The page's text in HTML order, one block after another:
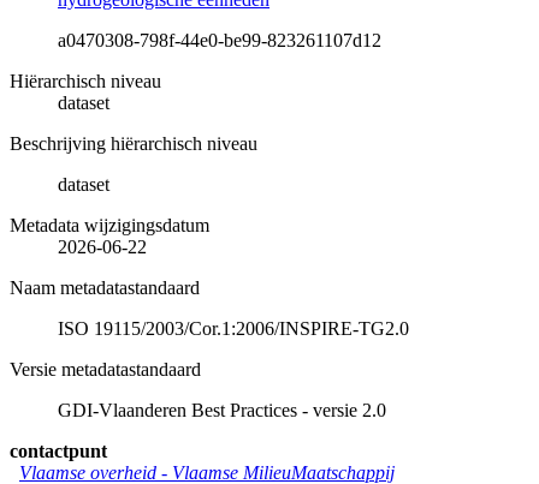
a0470308-798f-44e0-be99-823261107d12
Hiërarchisch niveau
dataset
Beschrijving hiërarchisch niveau
dataset
Metadata wijzigingsdatum
2026-06-22
Naam metadatastandaard
ISO 19115/2003/Cor.1:2006/INSPIRE-TG2.0
Versie metadatastandaard
GDI-Vlaanderen Best Practices - versie 2.0
contactpunt
Vlaamse overheid - Vlaamse MilieuMaatschappij